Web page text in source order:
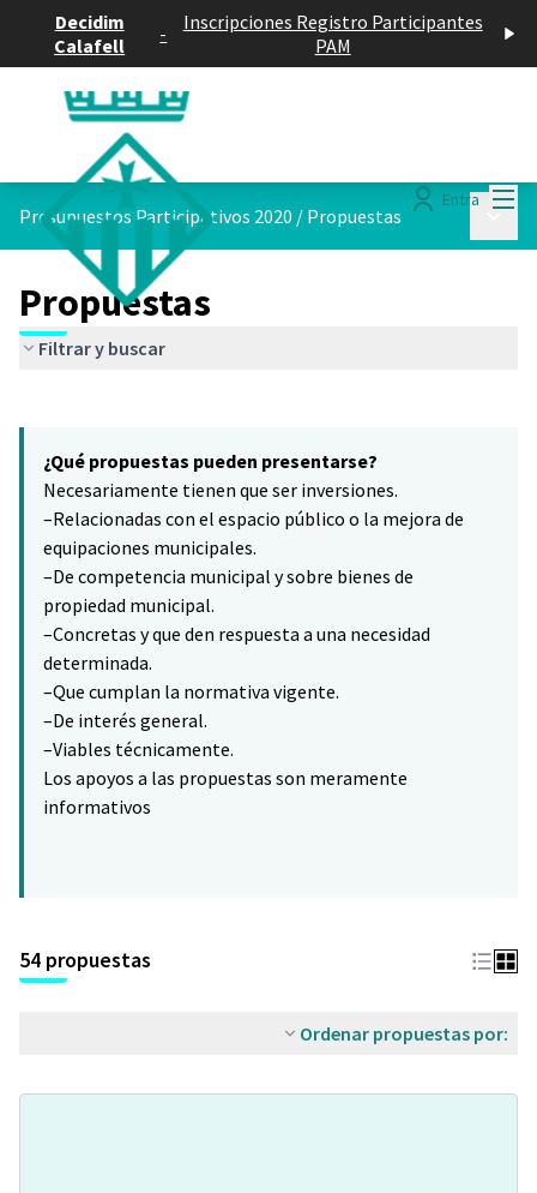
Decidim
Calafell
-
Inscripciones Registro Participantes
PAM
Entra
Presupuestos Participativos 2020 / Propuestas
Propuestas
Filtrar y buscar
−
¿Qué propuestas pueden presentarse?
Necesariamente tienen que ser inversiones.
–Relacionadas con el espacio público o la mejora de
equipaciones municipales.
–De competencia municipal y sobre bienes de
propiedad municipal.
–Concretas y que den respuesta a una necesidad
determinada.
–Que cumplan la normativa vigente.
–De interés general.
–Viables técnicamente.
Los apoyos a las propuestas son meramente
informativos
54 propuestas
Ordenar propuestas por: